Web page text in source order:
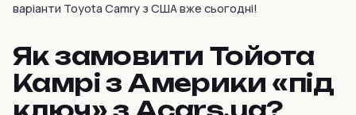
варіанти Toyota Camry з США вже сьогодні!
Як замовити Тойота
Камрі з Америки «під